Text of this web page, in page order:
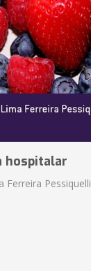
hospitalar
Ferreira Pessiquelli